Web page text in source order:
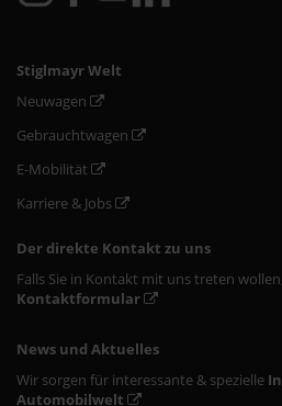
Stiglmayr Welt
Neuwagen
Gebrauchtwagen
E-Mobilität
Karriere & Jobs
Der direkte Kontakt zu uns
Falls Sie in Kontakt mit uns treten
Kontaktformular
News und Aktuelles
Wir sorgen für interessante & spezielle
Automobilwelt